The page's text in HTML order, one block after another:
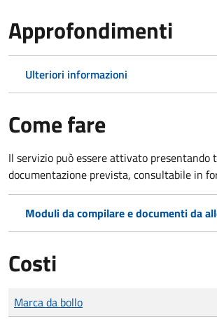
Approfondimenti
Ulteriori informazioni
Come fare
Il servizio può essere attivato presentando
documentazione prevista, consultabile in
Moduli da compilare e documenti da
Costi
Tipo di pagamento
Importo
Marca da bollo